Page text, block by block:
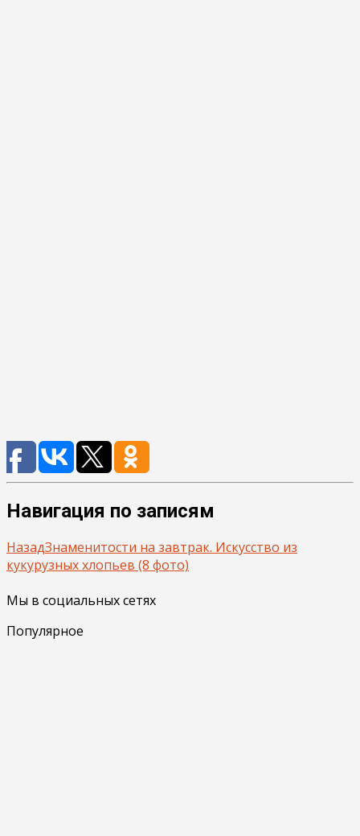
Навигация по записям
НазадЗнаменитости на завтрак. Искусство из
кукурузных хлопьев (8 фото)
Мы в социальных сетях
Популярное